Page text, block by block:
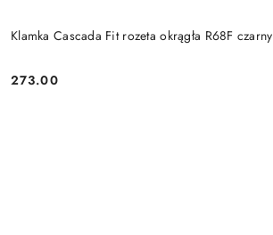
Klamka Cascada Fit rozeta okrągła R68F czarny
Cena:
273.00